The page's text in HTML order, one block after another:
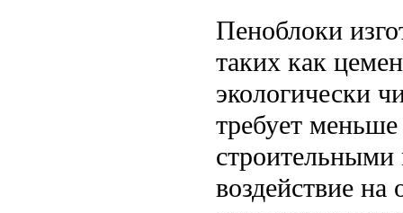
Пеноблоки
таких как
экологически
требует
строительными
воздействие